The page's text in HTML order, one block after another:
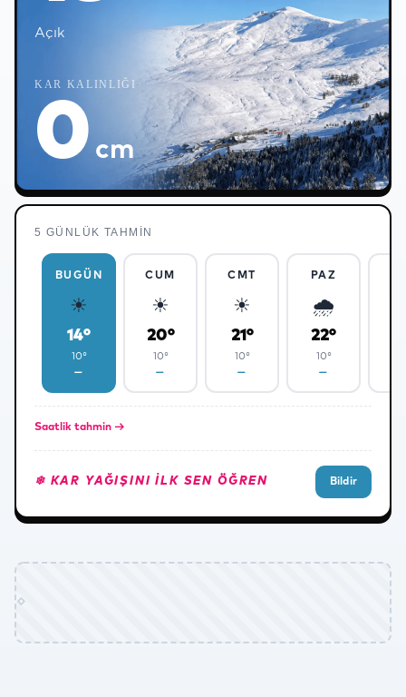
✻
Açık
KAR KALINLIĞI
0 cm
5 GÜNLÜK TAHMIN
BUGÜN
☀
14°
10°
—
CUM
☀
20°
10°
—
CMT
☀
21°
10°
—
PAZ
🌧
22°
10°
—
Saatlik tahmin →
❄ KAR YAĞIŞINI ILK SEN ÖĞREN Bildir